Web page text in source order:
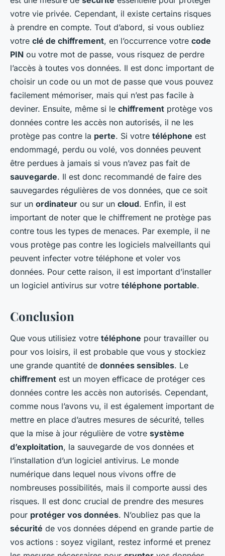
votre vie privée. Cependant, il existe certains risques
à prendre en compte. Tout d’abord, si vous oubliez
votre clé de chiffrement, en l’occurrence votre code
PIN ou votre mot de passe, vous risquez de perdre
l’accès à toutes vos données. Il est donc important de
choisir un code ou un mot de passe que vous pouvez
facilement mémoriser, mais qui n’est pas facile à
deviner. Ensuite, même si le chiffrement protège vos
données contre les accès non autorisés, il ne les
protège pas contre la perte. Si votre téléphone est
endommagé, perdu ou volé, vos données peuvent
être perdues à jamais si vous n’avez pas fait de
sauvegarde. Il est donc recommandé de faire des
sauvegardes régulières de vos données, que ce soit
sur un ordinateur ou sur un cloud. Enfin, il est
important de noter que le chiffrement ne protège pas
contre tous les types de menaces. Par exemple, il ne
vous protège pas contre les logiciels malveillants qui
peuvent infecter votre téléphone et voler vos
données. Pour cette raison, il est important d’installer
un logiciel antivirus sur votre téléphone portable.
Conclusion
Que vous utilisiez votre téléphone pour travailler ou
pour vos loisirs, il est probable que vous y stockiez
une grande quantité de données sensibles. Le
chiffrement est un moyen efficace de protéger ces
données contre les accès non autorisés. Cependant,
comme nous l’avons vu, il est également important de
mettre en place d’autres mesures de sécurité, telles
que la mise à jour régulière de votre système
d’exploitation, la sauvegarde de vos données et
l’installation d’un logiciel antivirus. Le monde
numérique dans lequel nous vivons offre de
nombreuses possibilités, mais il comporte aussi des
risques. Il est donc crucial de prendre des mesures
pour protéger vos données. N’oubliez pas que la
sécurité de vos données dépend en grande partie de
vos actions : soyez vigilant, restez informé et prenez